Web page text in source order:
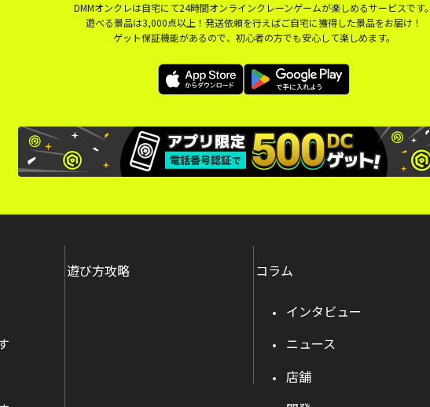
DMMオンクレは自宅にて24時間オンラインクレーンゲームが楽しめるサービスです
遊べる景品は3,000点以上！発送依頼を行えばご自宅に獲得した景品をお届け！
ゲット保証機能があるので、初心者の方でも安心して楽しめます。
遊び方攻略 コラム
インタビュー
ニュース
店舗